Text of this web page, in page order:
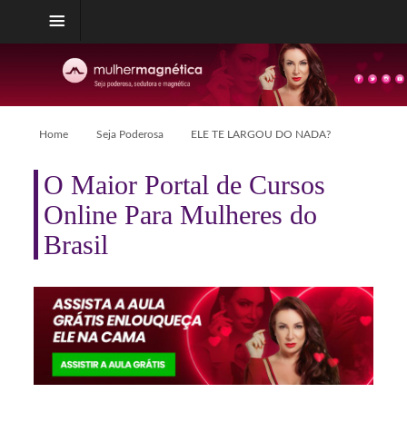
Home Seja Poderosa ELE TE LARGOU DO NADA?
O Maior Portal de Cursos
Online Para Mulheres do
Brasil